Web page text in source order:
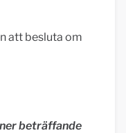
att besluta om
beträffande